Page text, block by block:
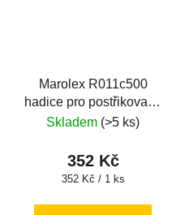
Marolex R011c500
hadice pro postřikovače
Hobby a Profession 5m
Skladem (>5 ks)
352 Kč
Měrná
352 Kč / 1 ks